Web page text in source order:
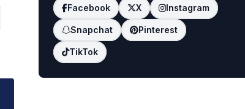
Facebook X Instagram
Snapchat Pinterest
TikTok